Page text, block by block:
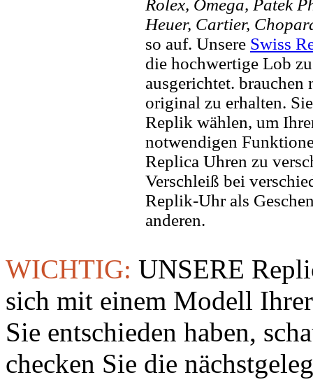
Rolex, Omega, Patek
Heuer, Cartier,
so auf. Unsere Swiss
die hochwertige Lob
ausgerichtet. brauchen
original zu erhalten.
Replik wählen, um
notwendigen
Replica Uhren zu
Verschleiß bei
Replik-Uhr als
anderen.
WICHTIG: UNSERE
sich mit einem Modell
Sie entschieden haben,
checken Sie die